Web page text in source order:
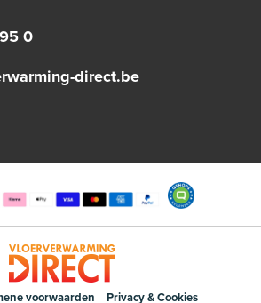
0
direct.be
voorwaarden Privacy & Cookies